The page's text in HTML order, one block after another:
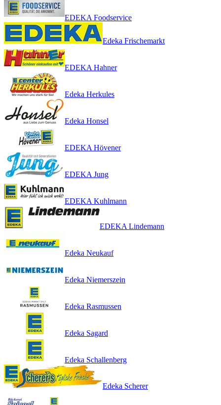
EDEKA Foodservice
Edeka Frischemarkt
EDEKA Hahner
Edeka Herkules
Edeka Honsel
EDEKA Hövener
EDEKA Jung
EDEKA Kuhlmann
EDEKA Lindemann
Edeka Neukauf
Edeka Niemerszein
Edeka Rasmussen
Edeka Sagard
Edeka Schallenberg
Edeka Scherer